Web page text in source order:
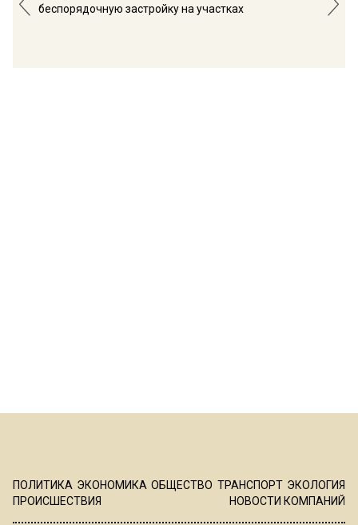
беспорядочную застройку на участках
ПОЛИТИКА ЭКОНОМИКА ОБЩЕСТВО ТРАНСПОРТ ЭКОЛОГИЯ
ПРОИСШЕСТВИЯ
НОВОСТИ КОМПАНИЙ